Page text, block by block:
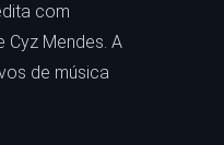
com
Mendes. A
de música